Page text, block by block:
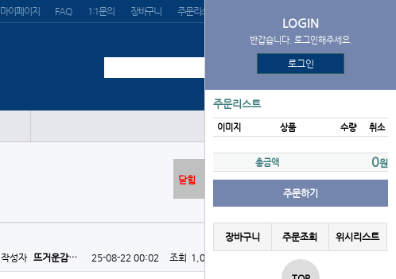
마이페이지 FAQ 1:1문의 장바구니 주문리스트
LOGIN
반갑습니다. 로그인해주세요.
로그인
주문리스트
이미지 상품 수량 취소
총금액 0원
주문하기
장바구니 주문조회 위시리스트
닫힘
작성자 뜨거운감… 25-08-22 00:02 조회 1,012회